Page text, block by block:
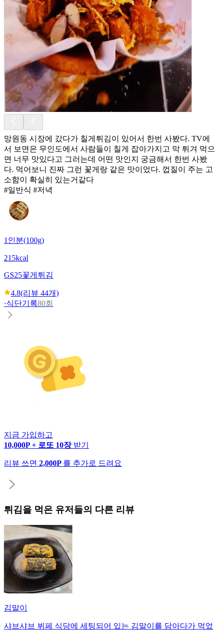
망원동 시장에 갔다가 칠게튀김이 있어서 한번 사봤다. TV에
서 보면은 무인도에서 사람들이 칠게 잡아가지고 막 튀겨 먹으
면 너무 맛있다고 그러는데 어떤 맛인지 궁금해서 한번 사봤
다. 먹어보니 진짜 그런 꽃게랑 같은 맛이었다. 껍질이 주는 고
소함이 확실히 있는거같다
#일반식 #저녁
1인분(100g)
215kcal
GS25꽃게튀김
4.8(리뷰 44개)
·식단기록80회
지금 가입하고
10,000P + 로또 10장 받기
리뷰 쓰면 2,000P 를 추가로 드려요
튀김을 먹은 유저들의 다른 리뷰
김말이
샤브샤브 뷔페 식당에 세팅되어 있는 김말이를 담아다가 먹었